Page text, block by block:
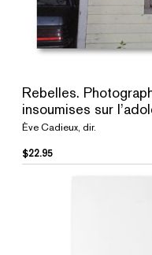
Rebelles.
insoumises sur
Ève Cadieux, dir.
$22.95